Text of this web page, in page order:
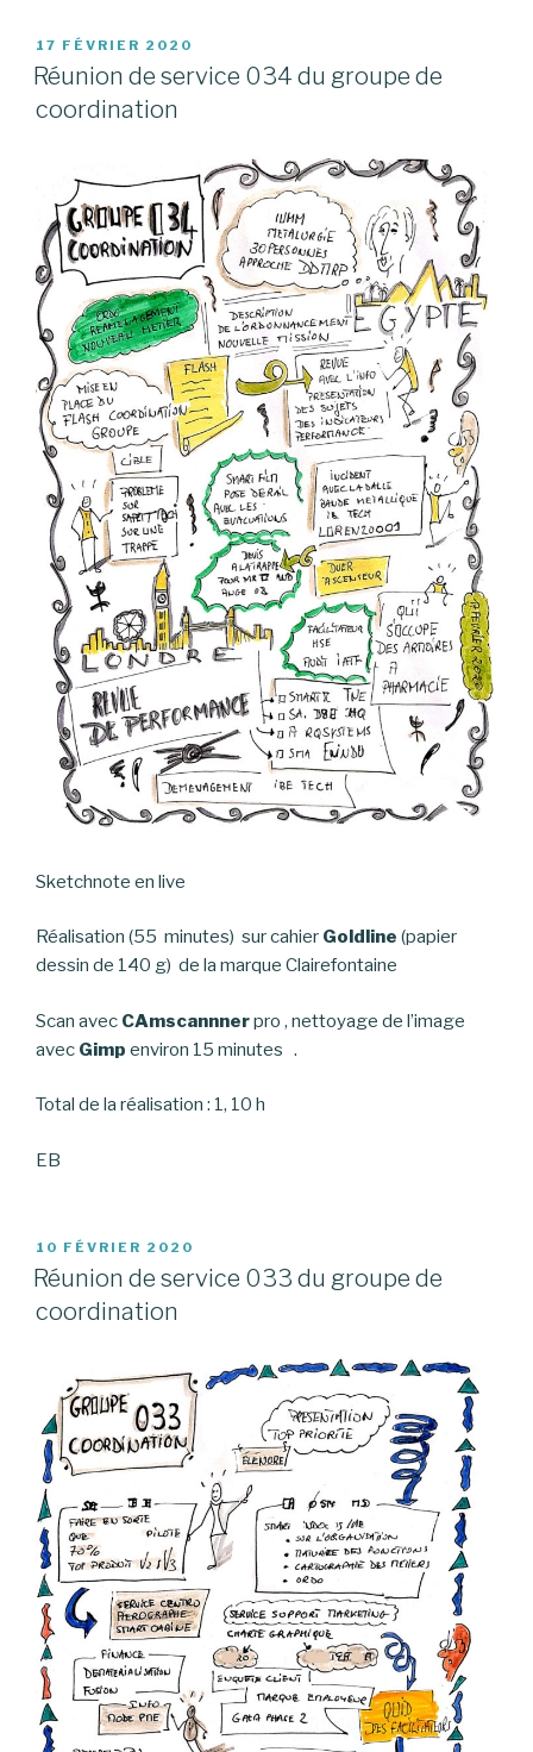
PUBLIÉ
LE
17 FÉVRIER 2020
Réunion de service 034 du groupe de
coordination
Sketchnote en live
Réalisation (55 minutes) sur cahier Goldline (papier
dessin de 140 g) de la marque Clairefontaine
Scan avec CAmscannnerpro , nettoyage de l’image
avec Gimp environ 15 minutes .
Total de la réalisation : 1, 10 h
EB
PUBLIÉ
LE
10 FÉVRIER 2020
Réunion de service 033 du groupe de
coordination